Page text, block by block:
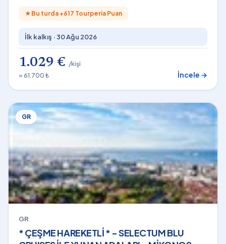
★ Bu turda +617 Tourperia Puan
İlk kalkış ·30 Ağu 2026
1.029 € /kişi
≈ 61.700 ₺
İncele →
GR
GR
* ÇEŞME HAREKETLİ * - SELECTUM BLU